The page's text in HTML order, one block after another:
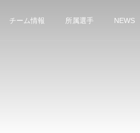
チーム情報 所属選手 NEWS